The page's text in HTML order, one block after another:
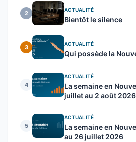
2
ACTUALITÉ
Bientôt le silence
3
ACTUALITÉ
Qui possède la
4
ACTUALITÉ
La semaine en
juillet au 2 août 2026
5
ACTUALITÉ
La semaine en
au 26 juillet 2026